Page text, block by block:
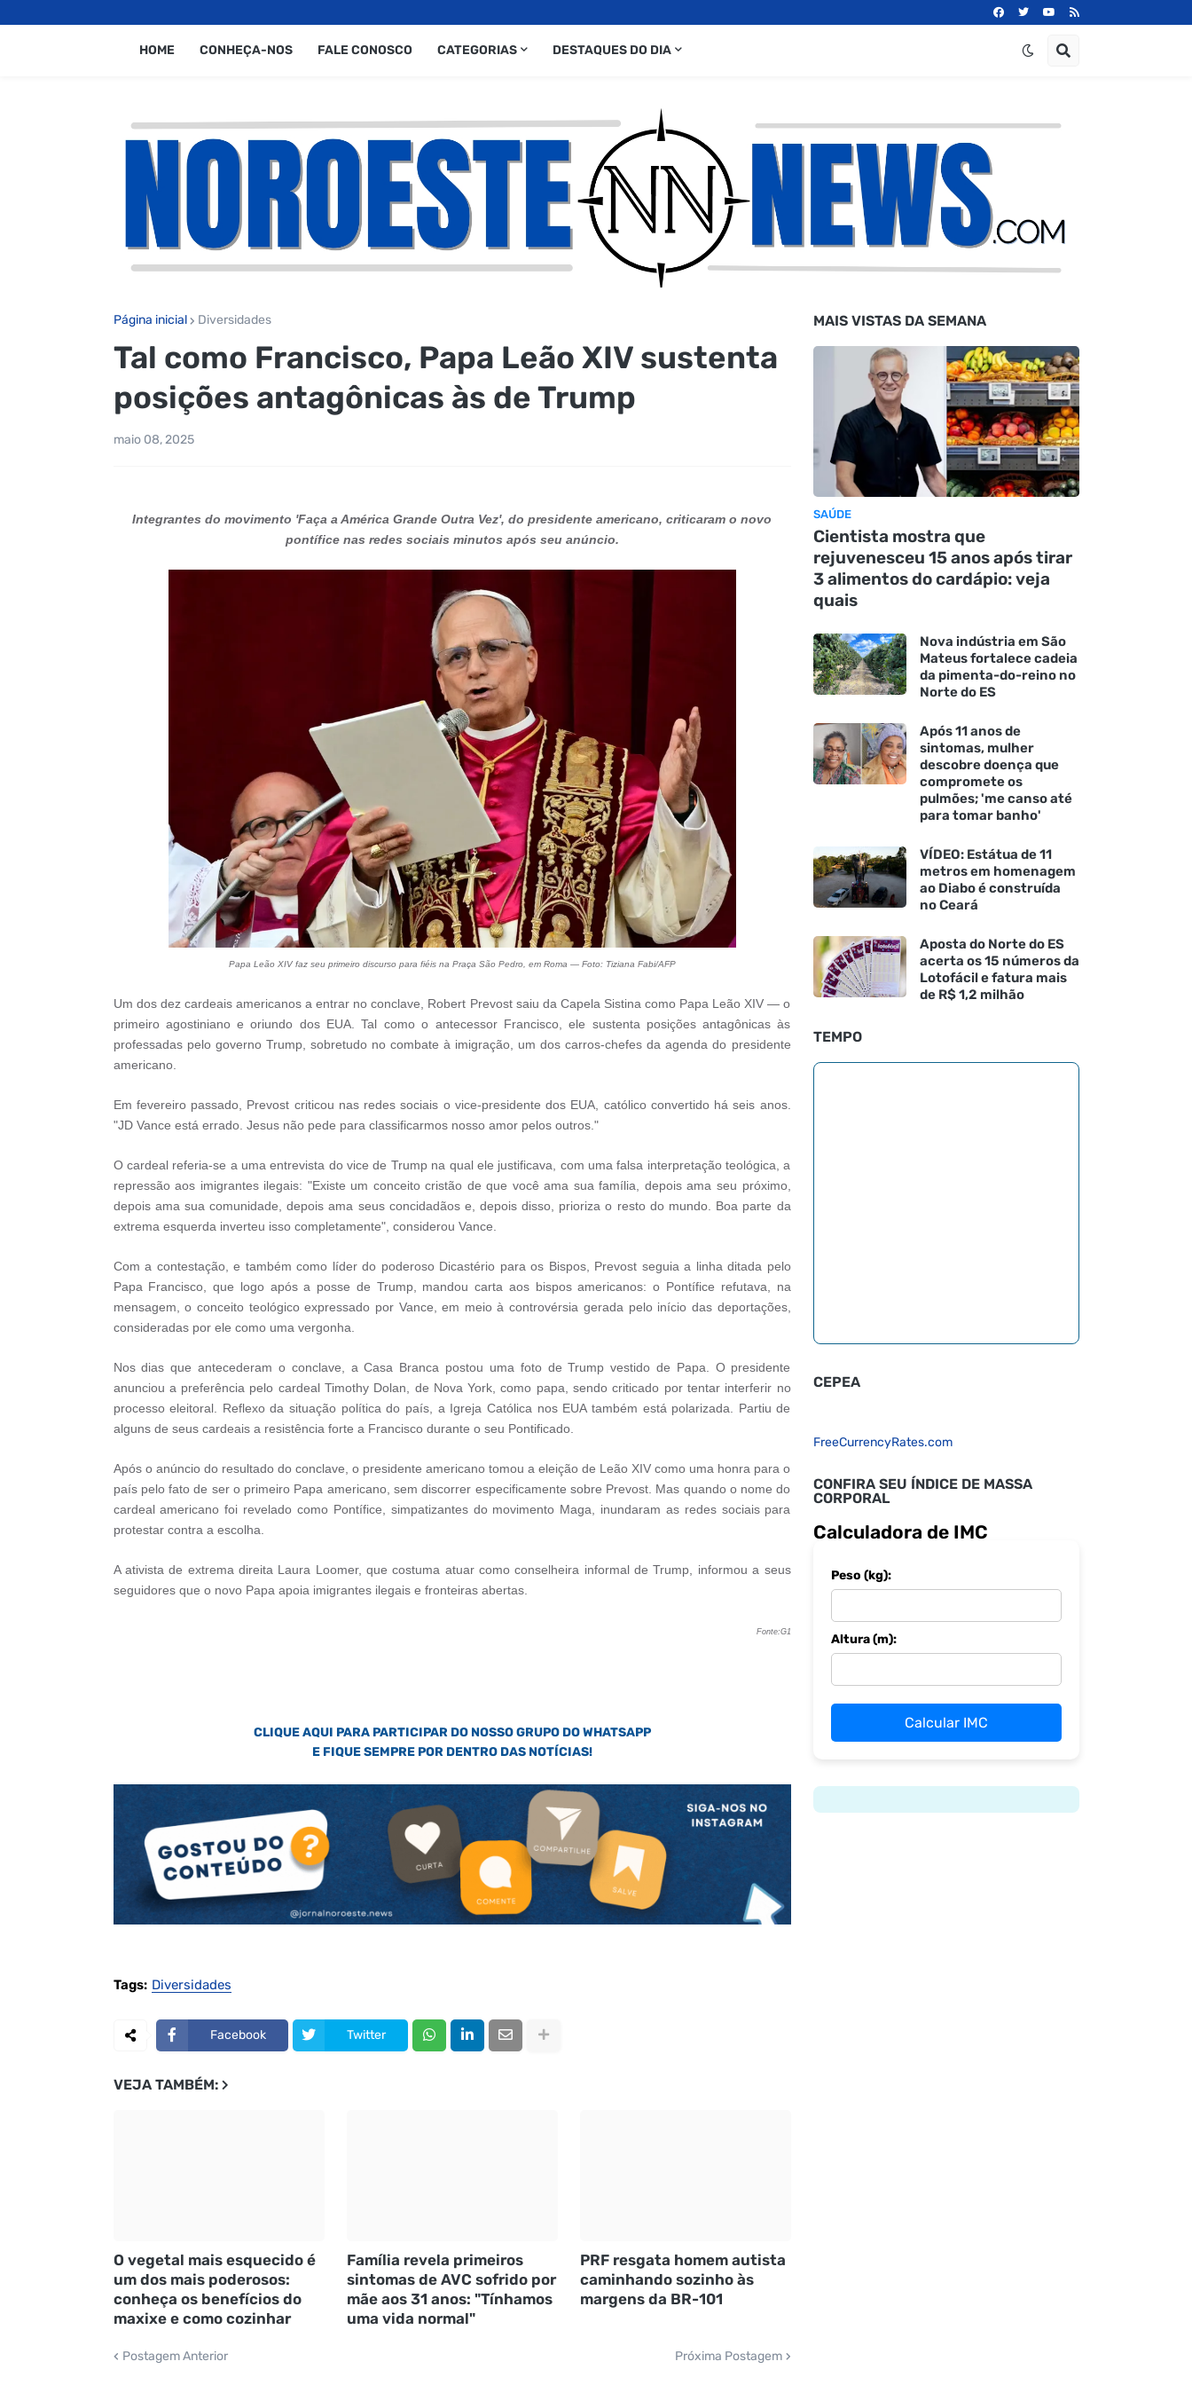
HOME CONHEÇA-NOS FALE CONOSCO CATEGORIAS DESTAQUES DO DIA
Página inicial Diversidades
Tal como Francisco, Papa Leão XIV sustenta
posições antagônicas às de Trump
maio 08, 2025
Integrantes do movimento 'Faça a América Grande Outra Vez', do presidente americano, criticaram o novo
pontífice nas redes sociais minutos após seu anúncio.
Papa Leão XIV faz seu primeiro discurso para fiéis na Praça São Pedro, em Roma — Foto: Tiziana Fabi/AFP
Um dos dez cardeais americanos a entrar no conclave, Robert Prevost saiu da Capela Sistina como Papa Leão XIV — o
primeiro agostiniano e oriundo dos EUA. Tal como o antecessor Francisco, ele sustenta posições antagônicas às
professadas pelo governo Trump, sobretudo no combate à imigração, um dos carros-chefes da agenda do presidente
americano.
Em fevereiro passado, Prevost criticou nas redes sociais o vice-presidente dos EUA, católico convertido há seis anos.
"JD Vance está errado. Jesus não pede para classificarmos nosso amor pelos outros."
O cardeal referia-se a uma entrevista do vice de Trump na qual ele justificava, com uma falsa interpretação teológica, a
repressão aos imigrantes ilegais: "Existe um conceito cristão de que você ama sua família, depois ama seu próximo,
depois ama sua comunidade, depois ama seus concidadãos e, depois disso, prioriza o resto do mundo. Boa parte da
extrema esquerda inverteu isso completamente", considerou Vance.
Com a contestação, e também como líder do poderoso Dicastério para os Bispos, Prevost seguia a linha ditada pelo
Papa Francisco, que logo após a posse de Trump, mandou carta aos bispos americanos: o Pontífice refutava, na
mensagem, o conceito teológico expressado por Vance, em meio à controvérsia gerada pelo início das deportações,
consideradas por ele como uma vergonha.
Nos dias que antecederam o conclave, a Casa Branca postou uma foto de Trump vestido de Papa. O presidente
anunciou a preferência pelo cardeal Timothy Dolan, de Nova York, como papa, sendo criticado por tentar interferir no
processo eleitoral. Reflexo da situação política do país, a Igreja Católica nos EUA também está polarizada. Partiu de
alguns de seus cardeais a resistência forte a Francisco durante o seu Pontificado.
Após o anúncio do resultado do conclave, o presidente americano tomou a eleição de Leão XIV como uma honra para o
país pelo fato de ser o primeiro Papa americano, sem discorrer especificamente sobre Prevost. Mas quando o nome do
cardeal americano foi revelado como Pontífice, simpatizantes do movimento Maga, inundaram as redes sociais para
protestar contra a escolha.
A ativista de extrema direita Laura Loomer, que costuma atuar como conselheira informal de Trump, informou a seus
seguidores que o novo Papa apoia imigrantes ilegais e fronteiras abertas.
Fonte:G1
CLIQUE AQUI PARA PARTICIPAR DO NOSSO GRUPO DO WHATSAPP
E FIQUE SEMPRE POR DENTRO DAS NOTÍCIAS!
Tags: Diversidades
Facebook Twitter
VEJA TAMBÉM:
O vegetal mais esquecido é
um dos mais poderosos:
conheça os benefícios do
maxixe e como cozinhar
Família revela primeiros
sintomas de AVC sofrido por
mãe aos 31 anos: "Tínhamos
uma vida normal"
PRF resgata homem autista
caminhando sozinho às
margens da BR-101
Postagem Anterior Próxima Postagem
MAIS VISTAS DA SEMANA
SAÚDE
Cientista mostra que
rejuvenesceu 15 anos após tirar
3 alimentos do cardápio: veja
quais
Nova indústria em São
Mateus fortalece cadeia
da pimenta-do-reino no
Norte do ES
Após 11 anos de
sintomas, mulher
descobre doença que
compromete os
pulmões; 'me canso até
para tomar banho'
VÍDEO: Estátua de 11
metros em homenagem
ao Diabo é construída
no Ceará
Aposta do Norte do ES
acerta os 15 números da
Lotofácil e fatura mais
de R$ 1,2 milhão
TEMPO
CEPEA
FreeCurrencyRates.com
CONFIRA SEU ÍNDICE DE MASSA
CORPORAL
Calculadora de IMC
Peso (kg):
Altura (m):
Calcular IMC